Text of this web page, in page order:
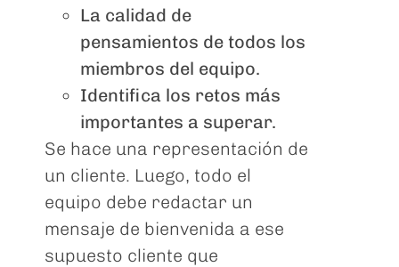
La calidad de
pensamientos de todos los
miembros del equipo.
Identifica los retos más
importantes a superar.
Se hace una representación de
un cliente. Luego, todo el
equipo debe redactar un
mensaje de bienvenida a ese
supuesto cliente que